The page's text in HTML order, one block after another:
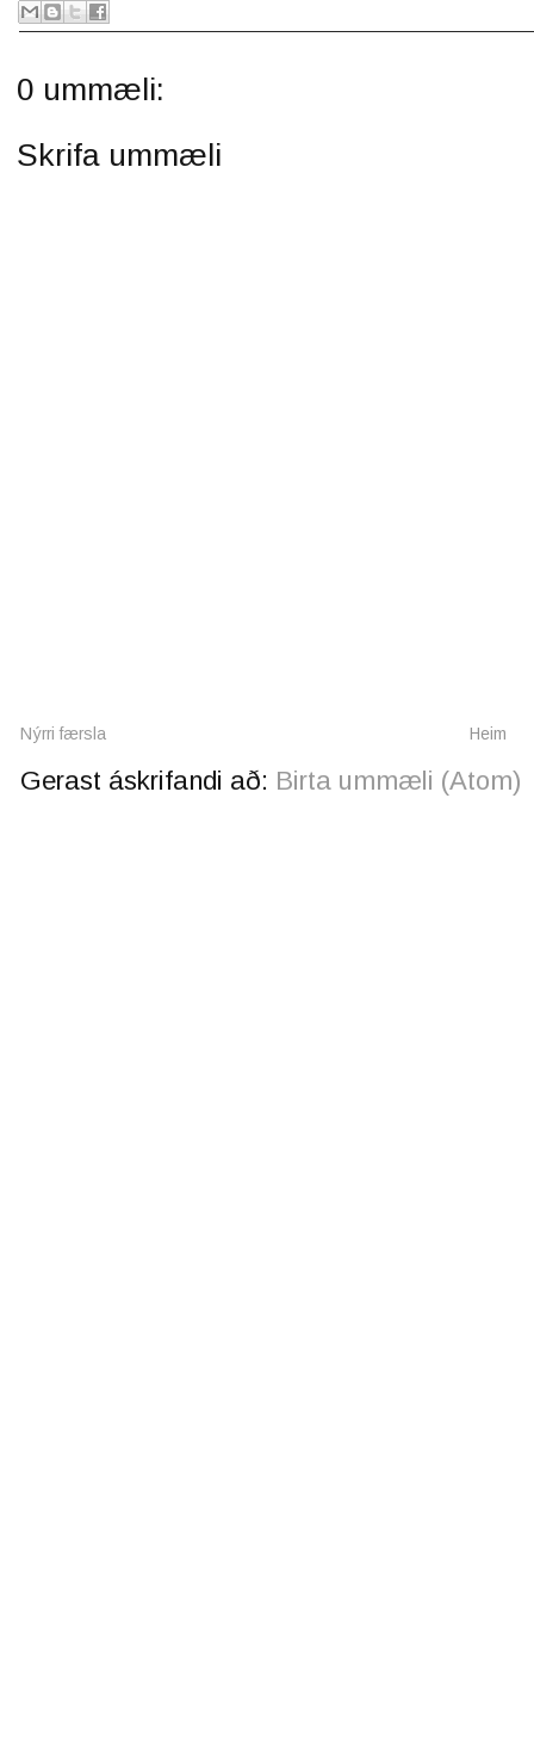
0 ummæli:
Skrifa ummæli
Nýrri færsla Heim
Gerast áskrifandi að: Birta ummæli (Atom)